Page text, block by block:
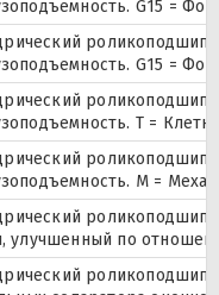
G15 =
G15 =
T =
М =
улучшенный по